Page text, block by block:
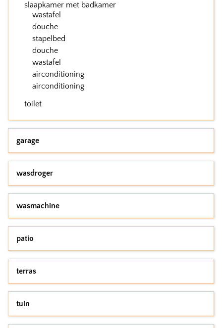
slaapkamer met badkamer
wastafel
douche
stapelbed
douche
wastafel
airconditioning
airconditioning
toilet
garage
wasdroger
wasmachine
patio
terras
tuin